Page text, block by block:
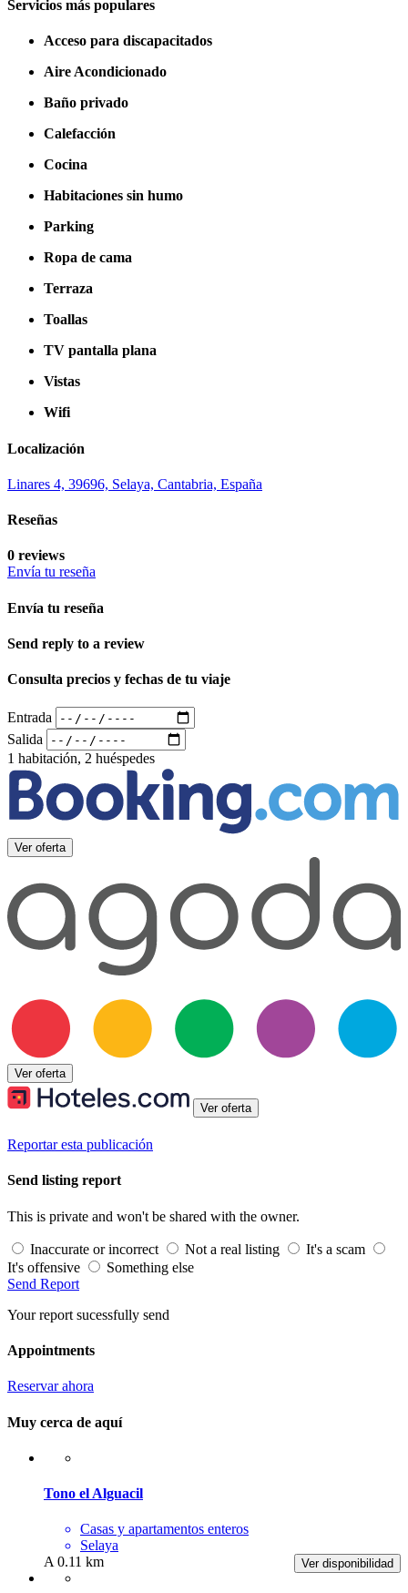
Servicios más populares
Acceso para discapacitados
Aire Acondicionado
Baño privado
Calefacción
Cocina
Habitaciones sin humo
Parking
Ropa de cama
Terraza
Toallas
TV pantalla plana
Vistas
Wifi
Localización
Linares 4, 39696, Selaya, Cantabria, España
Reseñas
0 reviews
Envía tu reseña
Envía tu reseña
Send reply to a review
Consulta precios y fechas de tu viaje
Entrada
Salida
1 habitación, 2 huéspedes
Ver oferta
Ver oferta
Ver oferta
Reportar esta publicación
Send listing report
This is private and won't be shared with the owner.
Inaccurate or incorrect Not a real listing
It's a scam
It's offensive
Something else
Send Report
Your report sucessfully send
Appointments
Reservar ahora
Muy cerca de aquí
Tono el Alguacil
Casas y apartamentos enteros
Selaya
Ver disponibilidad
A 0.11 km